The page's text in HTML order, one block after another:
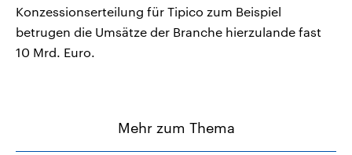
Konzessionserteilung für Tipico zum Beispiel
betrugen die Umsätze der Branche hierzulande fast
10 Mrd. Euro.
Mehr zum Thema